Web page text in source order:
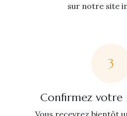
sur notre site
3
Confirmez votre
Vous recevrez bientôt